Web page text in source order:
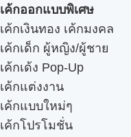
เค้กออกแบบพิเศษ
เค้กเงินทอง เค้กมงคล
เค้กเด็ก ผู้หญิง/ผู้ชาย
เค้กเด้ง Pop-Up
เค้กแต่งงาน
เค้กแบบใหม่ๆ
เค้กโปรโมชั่น